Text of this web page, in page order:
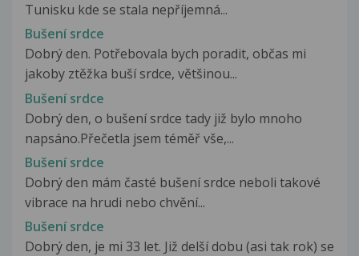
Tunisku kde se stala nepříjemná...
Bušení srdce
Dobrý den. Potřebovala bych poradit, občas mi
jakoby ztěžka buší srdce, většinou...
Bušení srdce
Dobrý den, o bušení srdce tady již bylo mnoho
napsáno.Přečetla jsem téměř vše,...
Bušení srdce
Dobrý den mám časté bušení srdce neboli takové
vibrace na hrudi nebo chvění...
Bušení srdce
Dobrý den, je mi 33 let. Již delší dobu (asi tak rok) se